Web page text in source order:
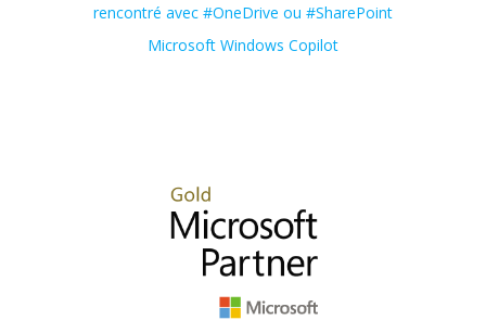
rencontré avec #OneDrive ou #SharePoint
Microsoft Windows Copilot